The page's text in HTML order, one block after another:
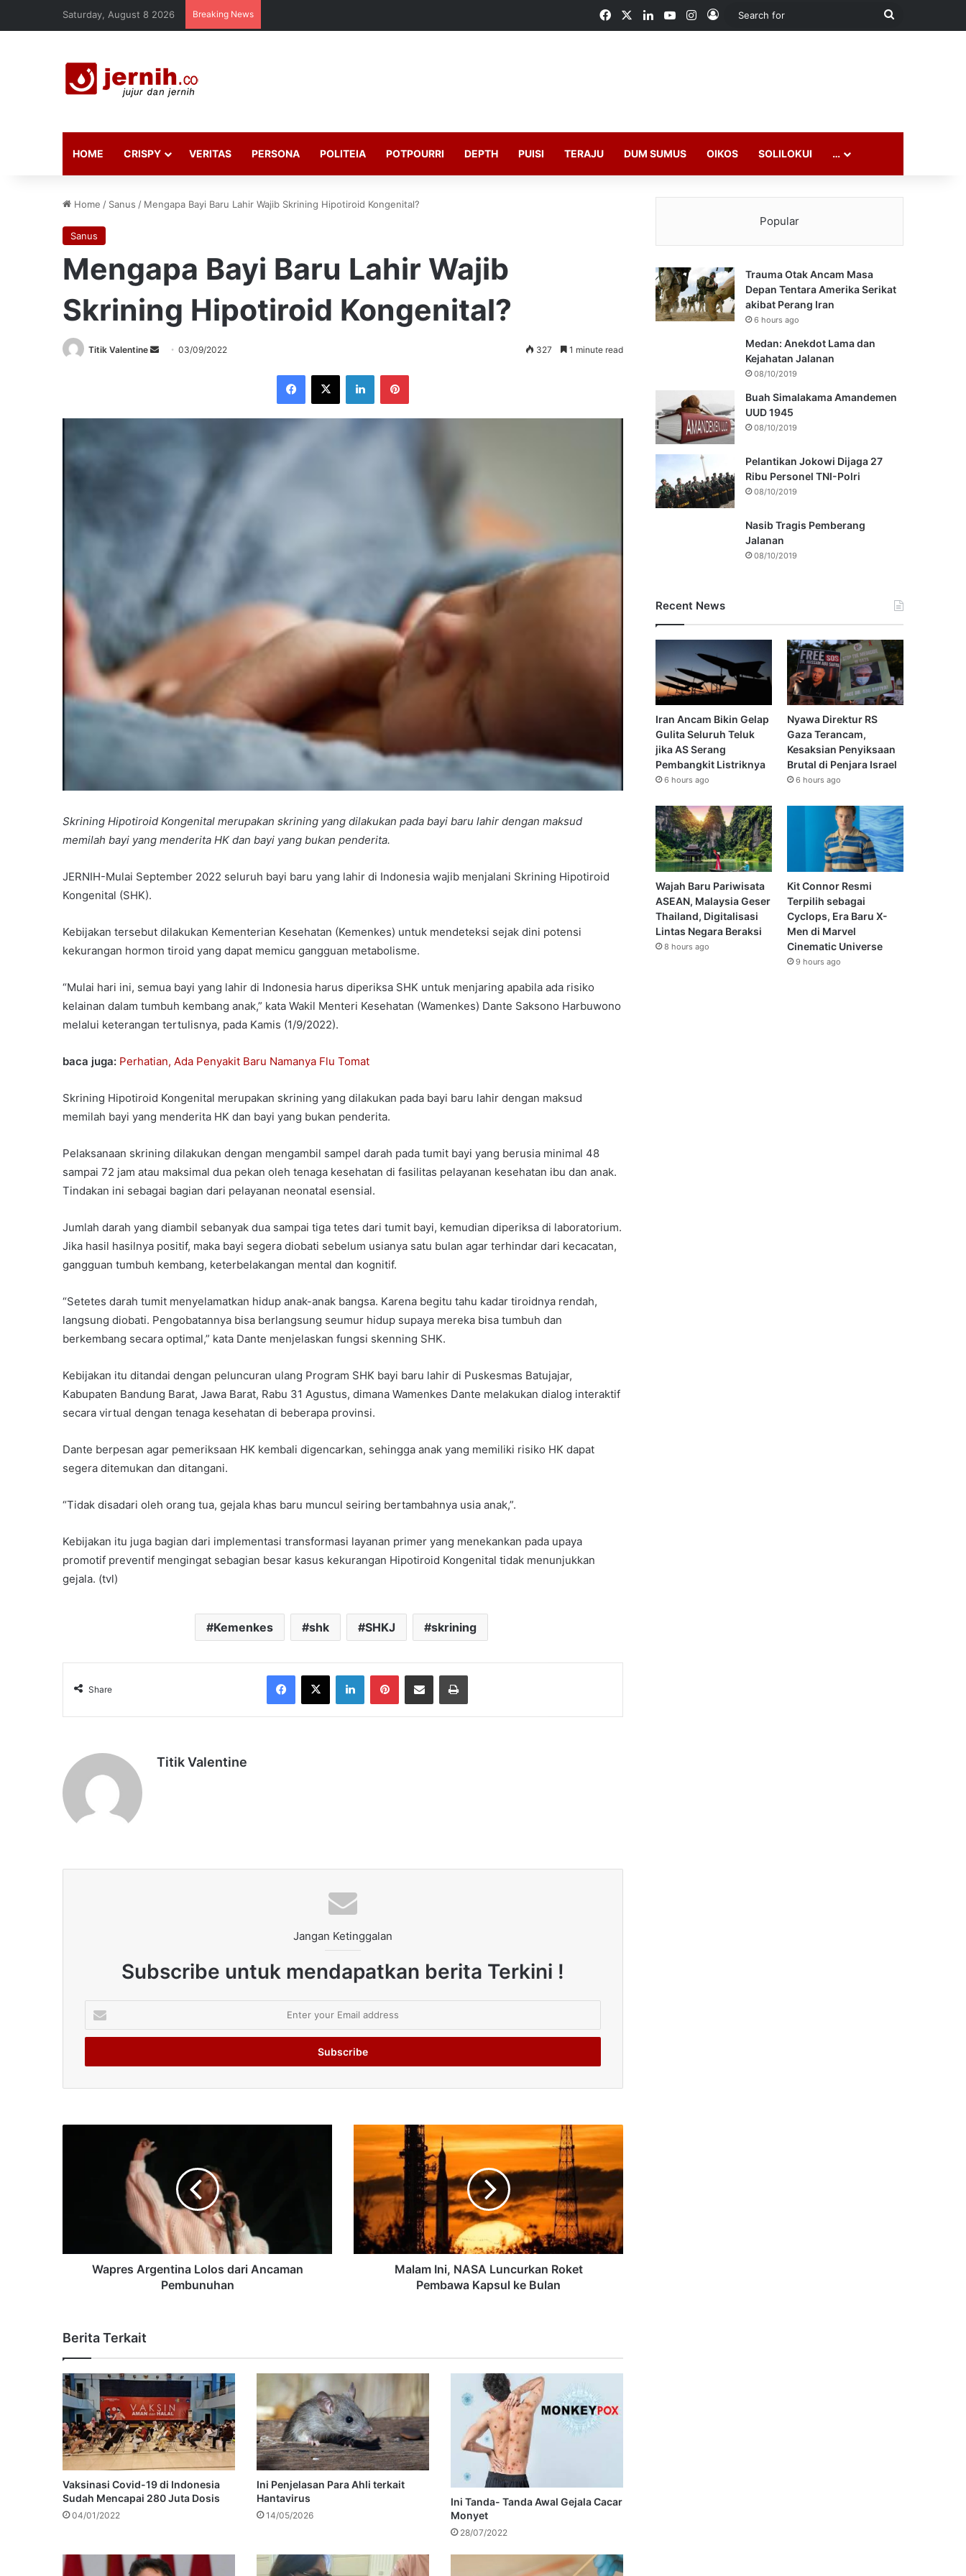
Saturday, August 8 2026 Breaking News FacebookLinkedInYouTubeInstagram
Log In
Search
HOME CRISPY VERITAS PERSONA POLITEIA POTPOURRI DEPTH PUISI TERAJU DUM SUMUS OIKOS SOLILOKUI …
Home / Sanus / Mengapa Bayi Baru Lahir Wajib Skrining Hipotiroid Kongenital?
Sanus
Mengapa Bayi Baru Lahir Wajib
Skrining Hipotiroid Kongenital?
Titik Valentine
Send03/09/2022 327 1 minute read
Facebook
X LinkedInPinterest
Skrining Hipotiroid Kongenital merupakan skrining yang dilakukan pada bayi baru lahir dengan maksud
memilah bayi yang menderita HK dan bayi yang bukan penderita.
JERNIH-Mulai September 2022 seluruh bayi baru yang lahir di Indonesia wajib menjalani Skrining Hipotiroid
Kongenital (SHK).
Kebijakan tersebut dilakukan Kementerian Kesehatan (Kemenkes) untuk mendeteksi sejak dini potensi
kekurangan hormon tiroid yang dapat memicu gangguan metabolisme.
“Mulai hari ini, semua bayi yang lahir di Indonesia harus diperiksa SHK untuk menjaring apabila ada risiko
kelainan dalam tumbuh kembang anak,” kata Wakil Menteri Kesehatan (Wamenkes) Dante Saksono Harbuwono
melalui keterangan tertulisnya, pada Kamis (1/9/2022).
baca juga: Perhatian, Ada Penyakit Baru Namanya Flu Tomat
Skrining Hipotiroid Kongenital merupakan skrining yang dilakukan pada bayi baru lahir dengan maksud
memilah bayi yang menderita HK dan bayi yang bukan penderita.
Pelaksanaan skrining dilakukan dengan mengambil sampel darah pada tumit bayi yang berusia minimal 48
sampai 72 jam atau maksimal dua pekan oleh tenaga kesehatan di fasilitas pelayanan kesehatan ibu dan anak.
Tindakan ini sebagai bagian dari pelayanan neonatal esensial.
Jumlah darah yang diambil sebanyak dua sampai tiga tetes dari tumit bayi, kemudian diperiksa di laboratorium.
Jika hasil hasilnya positif, maka bayi segera diobati sebelum usianya satu bulan agar terhindar dari kecacatan,
gangguan tumbuh kembang, keterbelakangan mental dan kognitif.
“Setetes darah tumit menyelamatkan hidup anak-anak bangsa. Karena begitu tahu kadar tiroidnya rendah,
langsung diobati. Pengobatannya bisa berlangsung seumur hidup supaya mereka bisa tumbuh dan
berkembang secara optimal,” kata Dante menjelaskan fungsi skenning SHK.
Kebijakan itu ditandai dengan peluncuran ulang Program SHK bayi baru lahir di Puskesmas Batujajar,
Kabupaten Bandung Barat, Jawa Barat, Rabu 31 Agustus, dimana Wamenkes Dante melakukan dialog interaktif
secara virtual dengan tenaga kesehatan di beberapa provinsi.
Dante berpesan agar pemeriksaan HK kembali digencarkan, sehingga anak yang memiliki risiko HK dapat
segera ditemukan dan ditangani.
“Tidak disadari oleh orang tua, gejala khas baru muncul seiring bertambahnya usia anak,”.
Kebijakan itu juga bagian dari implementasi transformasi layanan primer yang menekankan pada upaya
promotif preventif mengingat sebagian besar kasus kekurangan Hipotiroid Kongenital tidak menunjukkan
gejala. (tvl)
Kemenkes shk SHKJ skrining
Share
Facebook
X LinkedInPinterestShare via Email Print
Titik Valentine
Jangan Ketinggalan
Subscribe untuk mendapatkan berita Terkini !
your
Email
Wapres Argentina Lolos dari Ancaman
Pembunuhan
Malam Ini, NASA Luncurkan Roket
Pembawa Kapsul ke Bulan
Berita Terkait
Vaksinasi Covid-19 di Indonesia
Sudah Mencapai 280 Juta Dosis
04/01/2022
Ini Penjelasan Para Ahli terkait
Hantavirus
14/05/2026
Ini Tanda- Tanda Awal Gejala Cacar
Monyet
28/07/2022
Popular
Trauma Otak Ancam Masa
Depan Tentara Amerika Serikat
akibat Perang Iran
6 hours ago
Medan: Anekdot Lama dan
Kejahatan Jalanan
08/10/2019
Buah Simalakama Amandemen
UUD 1945
08/10/2019
Pelantikan Jokowi Dijaga 27
Ribu Personel TNI-Polri
08/10/2019
Nasib Tragis Pemberang
Jalanan
08/10/2019
Recent News
Iran Ancam Bikin Gelap
Gulita Seluruh Teluk
jika AS Serang
Pembangkit Listriknya
6 hours ago
Nyawa Direktur RS
Gaza Terancam,
Kesaksian Penyiksaan
Brutal di Penjara Israel
6 hours ago
Wajah Baru Pariwisata
ASEAN, Malaysia Geser
Thailand, Digitalisasi
Lintas Negara Beraksi
8 hours ago
Kit Connor Resmi
Terpilih sebagai
Cyclops, Era Baru X-
Men di Marvel
Cinematic Universe
9 hours ago